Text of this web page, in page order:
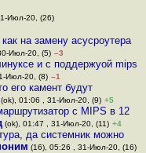
Июл-20, (26)
на замену асусроутера
Июл-20, (5) –3
и с поддержуой mips
Июл-20, (8) –1
его камент будут
01:06 , 31-Июл-20, (9) +5
с MIPS в 12
(ok), 01:47 , 31-Июл-20, (11) +4
да системник можно
(16), 05:26 , 31-Июл-20, (16)